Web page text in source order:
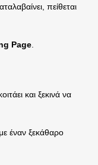
πείθεται
Page.
και ξεκινά να
έναν ξεκάθαρο